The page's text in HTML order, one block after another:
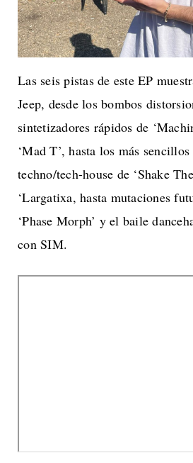
Las seis pistas de este EP
Jeep, desde los bombos
sintetizadores rápidos de
‘Mad T’, hasta los más
techno/tech-house de ‘Shake
‘Largatixa, hasta mutaciones
‘Phase Morph’ y el baile
con SIM.